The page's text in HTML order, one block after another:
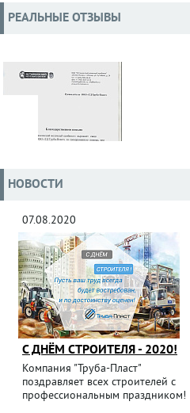
РЕАЛЬНЫЕ ОТЗЫВЫ
НОВОСТИ
07.08.2020
С ДНЁМ СТРОИТЕЛЯ - 2020!
Компания "Труба-Пласт"
поздравляет всех строителей с
профессиональным праздником!